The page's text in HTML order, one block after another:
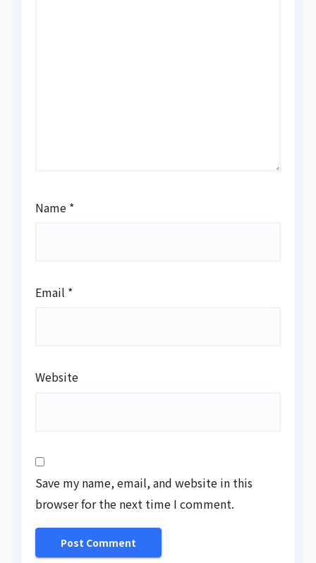
Name *
Email *
Website
Save my name, email, and website in this
browser for the next time I comment.